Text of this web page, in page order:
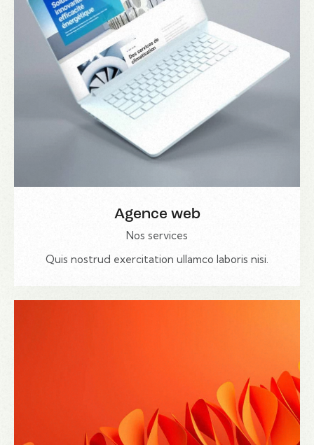
Agence web
Nos services
Quis nostrud exercitation ullamco laboris nisi.